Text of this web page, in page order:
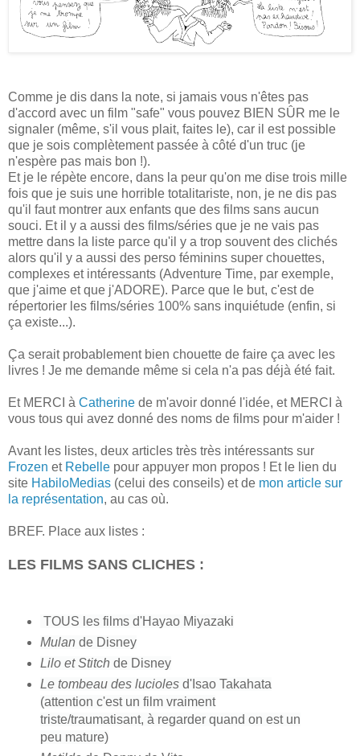
Comme je dis dans la note, si jamais vous n'êtes pas
d'accord avec un film "safe" vous pouvez BIEN SÛR me le
signaler (même, s'il vous plait, faites le), car il est possible
que je sois complètement passée à côté d'un truc (je
n'espère pas mais bon !).
Et je le répète encore, dans la peur qu'on me dise trois mille
fois que je suis une horrible totalitariste, non, je ne dis pas
qu'il faut montrer aux enfants que des films sans aucun
souci. Et il y a aussi des films/séries que je ne vais pas
mettre dans la liste parce qu'il y a trop souvent des clichés
alors qu'il y a aussi des perso féminins super chouettes,
complexes et intéressants (Adventure Time, par exemple,
que j'aime et que j'ADORE). Parce que le but, c'est de
répertorier les films/séries 100% sans inquiétude (enfin, si
ça existe...).
Ça serait probablement bien chouette de faire ça avec les
livres ! Je me demande même si cela n'a pas déjà été fait.
Et MERCI à Catherine de m'avoir donné l'idée, et MERCI à
vous tous qui avez donné des noms de films pour m'aider !
Avant les listes, deux articles très très intéressants sur
Frozen et Rebelle pour appuyer mon propos ! Et le lien du
site HabiloMedias (celui des conseils) et de mon article sur
la représentation, au cas où.
BREF. Place aux listes :
LES FILMS SANS CLICHES :
TOUS l es films d'Hayao Miyazaki
Mulan de Disney
Lilo et Stitch de Disney
Le tombeau des lucioles d'Isao Takahata
(attention c'est un film vraiment
triste/traumatisant, à regarder quand on est un
peu mature)